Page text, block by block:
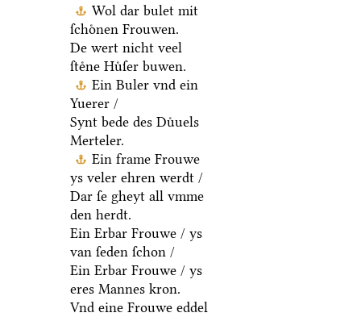
Wol dar bulet mit
ſchoͤnen Frouwen.
De wert nicht veel
ſteͤne Huͤſer buwen.
Ein Buler vnd ein
Yuerer /
Synt bede des Duͤuels
Merteler.
Ein frame Frouwe
ys veler ehren werdt /
Dar ſe gheyt all vmme
den herdt.
Ein Erbar Frouwe / ys
van ſeden ſchon /
Ein Erbar Frouwe / ys
eres Mannes kron.
Vnd eine Frouwe eddel